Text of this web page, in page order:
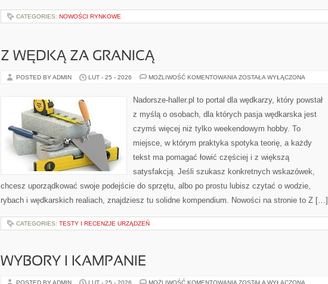
CATEGORIES: NOWOŚCI RYNKOWE
Z WĘDKĄ ZA GRANICĄ
POSTED BY ADMIN LUT - 25 - 2026 MOŻLIWOŚĆ KOMENTOWANIA Z
GRANICĄ
ZOSTAŁA WYŁĄCZONA
Nadorsze-haller.pl to portal dla wędkarzy, który powstał
z myślą o osobach, dla których pasja wędkarska jest
czymś więcej niż tylko weekendowym hobby. To
miejsce, w którym praktyka spotyka teorię, a każdy
tekst ma pomagać łowić częściej i z większą
satysfakcją. Jeśli szukasz konkretnych wskazówek,
chcesz uporządkować swoje podejście do sprzętu, albo po prostu lubisz czytać o wodzie,
rybach i wędkarskich realiach, znajdziesz tu solidne kompendium. Nowości na stronie to Z […]
CATEGORIES: TESTY I RECENZJE URZĄDZEŃ
WYBORY I KAMPANIE
POSTED BY ADMIN LUT - 25 - 2026 MOŻLIWOŚĆ KOMENTOWANIA WYBORY
ZOSTAŁA WYŁĄCZONA